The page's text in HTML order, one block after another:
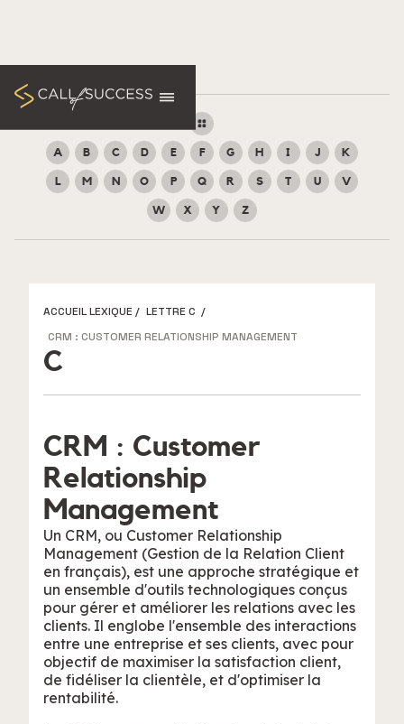
A B C D E F G H I J K
L M N O P Q R S T U V
W X Y Z
ACCUEIL LEXIQUE / LETTRE C /
CRM : CUSTOMER RELATIONSHIP MANAGEMENT
C
CRM : Customer
Relationship
Management
Un CRM, ou Customer Relationship
Management (Gestion de la Relation Client
en français), est une approche stratégique et
un ensemble d'outils technologiques conçus
pour gérer et améliorer les relations avec les
clients. Il englobe l'ensemble des interactions
entre une entreprise et ses clients, avec pour
objectif de maximiser la satisfaction client,
de fidéliser la clientèle, et d'optimiser la
rentabilité.